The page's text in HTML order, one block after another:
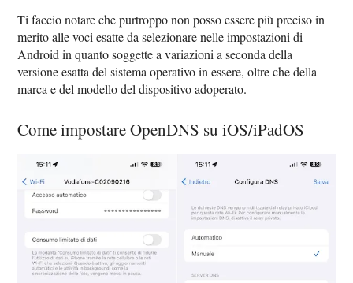
Ti faccio notare che purtroppo non posso essere più preciso in
merito alle voci esatte da selezionare nelle impostazioni di
Android in quanto soggette a variazioni a seconda della
versione esatta del sistema operativo in essere, oltre che della
marca e del modello del dispositivo adoperato.
Come impostare OpenDNS su iOS/iPadOS